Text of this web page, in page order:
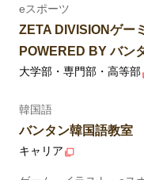
eスポーツ
ZETA DIVISIONゲー
POWERED BY バン
大学部・専門部・高等部
韓国語
バンタン韓国語教室
キャリア